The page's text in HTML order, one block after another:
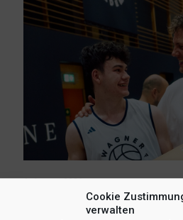
Cookie
verwalten
6. August 2026
Lukas Freitag, Heikki Humpert und